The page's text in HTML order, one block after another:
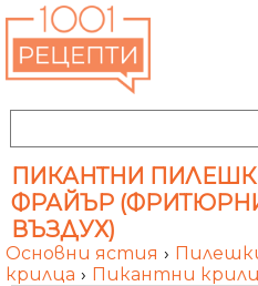
ПИКАНТНИ
ФРАЙЪР
ВЪЗДУХ)
Основни ястия ›
крилца › Пикантни